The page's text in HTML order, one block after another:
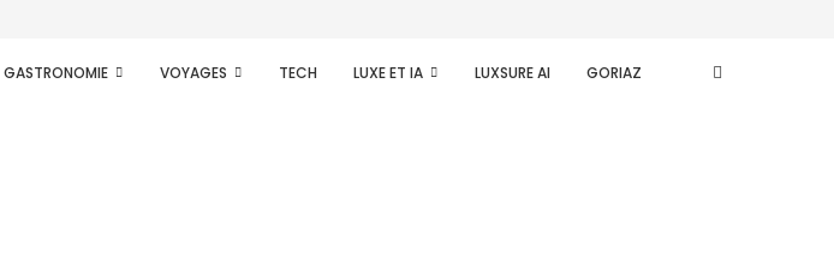
GASTRONOMIE VOYAGES TECH LUXE ET IA LUXSURE AI GORIAZ